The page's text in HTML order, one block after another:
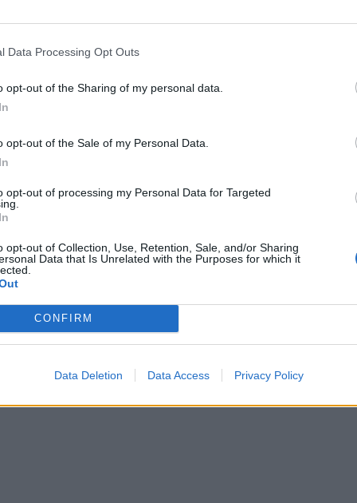
Data Processing Opt Outs
opt-out of the Sharing of my personal data.
opt-out of the Sale of my Personal Data.
opt-out of processing my Personal Data for Targeted
opt-out of Collection, Use, Retention, Sale, and/or Sharing
Data that Is Unrelated with the Purposes for which it
CONFIRM
Data Deletion Data Access Privacy Policy
w podręczniku czy katalogu.
Nowak jako biały człowiek podróżował
mu, że
plemion, ustrojów, języków i
dzikie, ludożercze. Hasło „afrykański”
wielokrotnie większy od Europy jest
jego obszarze konfrontują się ze sobą
względem Afryka może być nawet
poziomu cywilizacyjnego, nawet jeśli